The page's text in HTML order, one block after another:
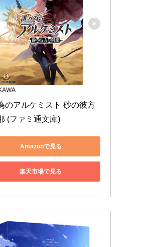
のアルケミスト 砂の彼方
(ファミ通文庫)
Amazonで見る
楽天市場で見る